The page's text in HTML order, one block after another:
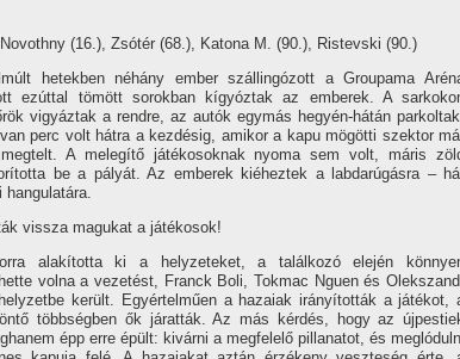
(16.), Zsótér (68.), Katona M. (90.), Ristevski (90.)
hetekben néhány ember szállingózott a Groupama
ezúttal tömött sorokban kígyóztak az emberek. A
vigyáztak a rendre, az autók egymás hegyén-hátán
perc volt hátra a kezdésig, amikor a kapu mögötti szektor
A melegítő játékosoknak nyoma sem volt, máris
be a pályát. Az emberek kiéheztek a labdarúgásra –
hangulatára.
vissza magukat a játékosok!
alakította ki a helyzeteket, a találkozó elején
volna a vezetést, Franck Boli, Tokmac Nguen és
került. Egyértelműen a hazaiak irányították a játékot,
többségben ők járatták. Az más kérdés, hogy az
épp erre épült: kivárni a megfelelő pillanatot, és